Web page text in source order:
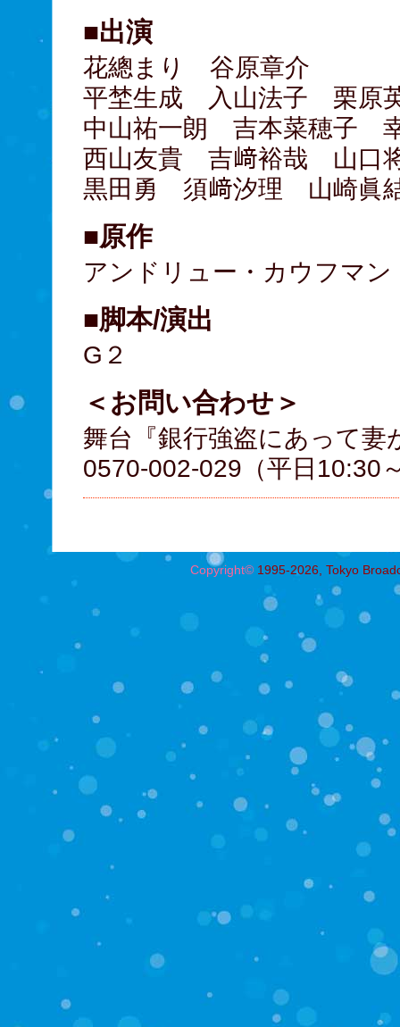
■出演
花總まり 谷原章介
平埜生成 入山法子 栗原
中山祐一朗 吉本菜穂子
西山友貴 吉﨑裕哉 山口
黒田勇 須﨑汐理 山崎眞
■原作
アンドリュー・カウフマン
■脚本/演出
G２
＜お問い合わせ＞
舞台『銀行強盗にあって
0570-002-029（平日10:30
Copyright©1995-2026, Tokyo